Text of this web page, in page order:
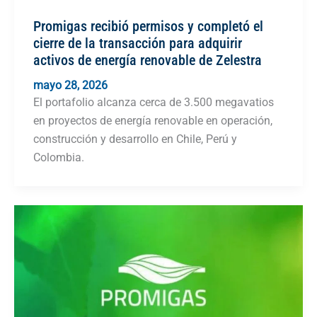
Promigas recibió permisos y completó el
cierre de la transacción para adquirir
activos de energía renovable de Zelestra
mayo 28, 2026
El portafolio alcanza cerca de 3.500 megavatios
en proyectos de energía renovable en operación,
construcción y desarrollo en Chile, Perú y
Colombia.